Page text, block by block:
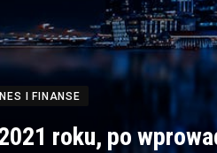
I FINANSE
roku, po